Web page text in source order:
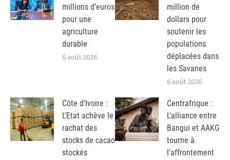
millions d’euros
pour une
agriculture
durable
6 août 2026
million de
dollars pour
soutenir les
populations
déplacées dans
les Savanes
6 août 2026
Côte d’Ivoire :
L’Etat achève le
rachat des
stocks de cacao
stockés
Centrafrique :
L’alliance entre
Bangui et AAKG
tourne à
l’affrontement